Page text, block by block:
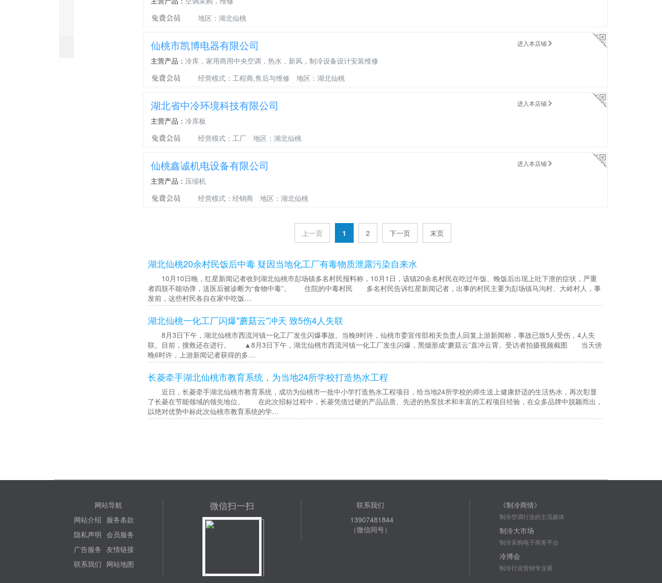
地区：湖北仙桃
仙桃市凯博电器有限公司 进入本店铺
主营产品： 冷库，家用商用中央空调，热水，新风，制冷设备设计安装维修
经营模式：工程商,售后与维修
地区：湖北仙桃
湖北省中冷环境科技有限公司 进入本店铺
主营产品： 冷库板
经营模式：工厂
地区：湖北仙桃
仙桃鑫诚机电设备有限公司 进入本店铺
主营产品： 压缩机
经营模式：经销商
地区：湖北仙桃
上一页 1 2 下一页 末页
湖北仙桃20余村民饭后中毒 疑因当地化工厂有毒物质泄露污染自来水
10月10日晚，红星新闻记者收到湖北仙桃市彭场镇多名村民报料称，10月1日，该镇20余名村民在吃过午饭、晚饭后出现上吐下泄的症状，严重
者四肢不能动弹，送医后被诊断为“食物中毒”。 住院的中毒村民 多名村民告诉红星新闻记者，出事的村民主要为彭场镇马沟村、大岭村人，事
发前，这些村民各自在家中吃饭…
湖北仙桃一化工厂闪爆"蘑菇云"冲天 致5伤4人失联
8月3日下午，湖北仙桃市西流河镇一化工厂发生闪爆事故。当晚9时许，仙桃市委宣传部相关负责人回复上游新闻称，事故已致5人受伤，4人失
联。目前，搜救还在进行。 ▲8月3日下午，湖北仙桃市西流河镇一化工厂发生闪爆，黑烟形成“蘑菇云”直冲云霄。受访者拍摄视频截图 当天傍
晚6时许，上游新闻记者获得的多…
长菱牵手湖北仙桃市教育系统，为当地24所学校打造热水工程
近日，长菱牵手湖北仙桃市教育系统，成功为仙桃市一批中小学打造热水工程项目，给当地24所学校的师生送上健康舒适的生活热水，再次彰显
了长菱在节能领域的领先地位。 在此次招标过程中，长菱凭借过硬的产品品质、先进的热泵技术和丰富的工程项目经验，在众多品牌中脱颖而出，
以绝对优势中标此次仙桃市教育系统的学…
网站导航
网站介绍 服务条款
隐私声明 会员服务
广告服务 友情链接
联系我们 网站地图
微信扫一扫
联系我们
13907481844
（微信同号）
《制冷商情》
制冷空调行业的主流媒体
制冷大市场
制冷采购电子商务平台
冷博会
制冷行业营销专业展